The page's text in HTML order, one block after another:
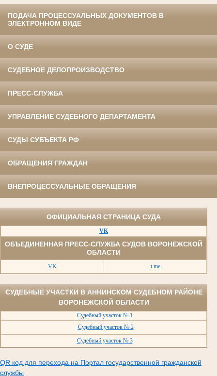
ПОДАЧА ПРОЦЕССУАЛЬНЫХ ДОКУМЕНТОВ В
ЭЛЕКТРОННОМ ВИДЕ
О СУДЕ
СУДЕБНОЕ ДЕЛОПРОИЗВОДСТВО
ПРЕСС-СЛУЖБА
УПРАВЛЕНИЕ СУДЕБНОГО ДЕПАРТАМЕНТА
СУДЫ СУБЪЕКТА РФ
ОБРАЩЕНИЯ ГРАЖДАН
ВНЕПРОЦЕССУАЛЬНЫЕ ОБРАЩЕНИЯ
ОФИЦИАЛЬНАЯ СТРАНИЦА СУДА
VK
ОБЪЕДИНЕННАЯ ПРЕСС-СЛУЖБА СУДОВ ВОРОНЕЖСКОЙ
ОБЛАСТИ
VK t.me
СУДЕБНЫЕ УЧАСТКИ В АННИНСКОМ СУДЕБНОМ РАЙОНЕ
ВОРОНЕЖСКОЙ ОБЛАСТИ
Судебный участок № 1
Судебный участок № 2
Судебный участок № 3
QR код для перехода на Портал государственной гражданской
службы